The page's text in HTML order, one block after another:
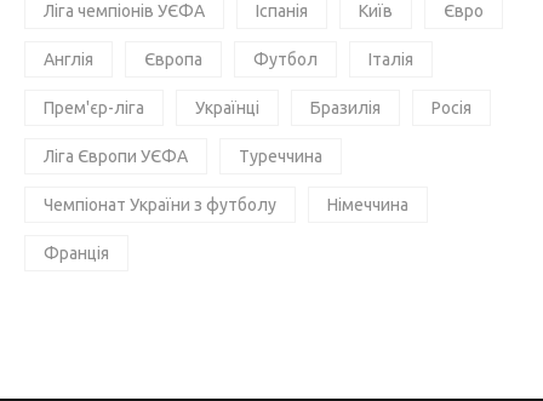
Ліга чемпіонів УЄФА Іспанія Київ Євро
Англія Європа Футбол Італія
Прем'єр-ліга Українці Бразилія Росія
Ліга Європи УЄФА Туреччина
Чемпіонат України з футболу Німеччина
Франція